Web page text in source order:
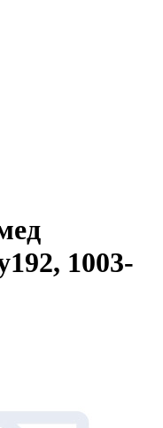
1003-